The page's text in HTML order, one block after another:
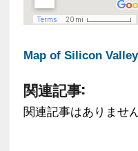
Map of Silicon
関連記事:
関連記事はありません